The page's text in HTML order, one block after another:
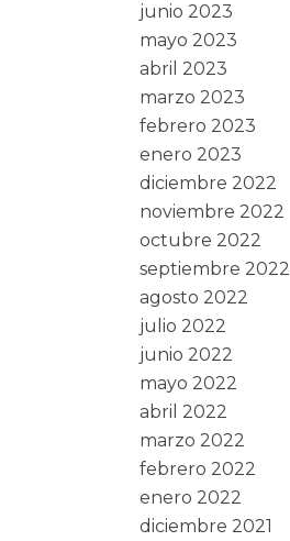
junio 2023
mayo 2023
abril 2023
marzo 2023
febrero 2023
enero 2023
diciembre 2022
noviembre 2022
octubre 2022
septiembre 2022
agosto 2022
julio 2022
junio 2022
mayo 2022
abril 2022
marzo 2022
febrero 2022
enero 2022
diciembre 2021